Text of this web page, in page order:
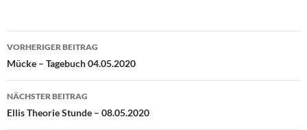
Beitragsnavigation
VORHERIGER BEITRAG
Mücke – Tagebuch 04.05.2020
NÄCHSTER BEITRAG
Ellis Theorie Stunde – 08.05.2020